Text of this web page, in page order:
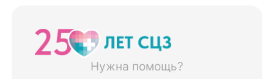
Нужна помощь?